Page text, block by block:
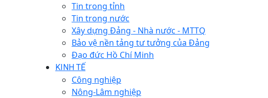
Tin trong tỉnh
Tin trong nước
Xây dựng Đảng - Nhà nước - MTTQ
Bảo vệ nền tảng tư tưởng của Đảng
Đạo đức Hồ Chí Minh
KINH TẾ
Công nghiệp
Nông-Lâm nghiệp